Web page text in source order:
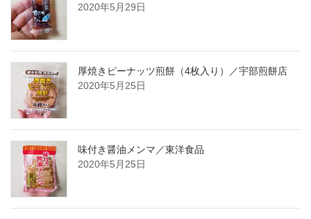
2020年5月29日
厚焼きピーナッツ煎餅（4枚入り）／宇部煎餅店
2020年5月25日
味付き醤油メンマ／東洋食品
2020年5月25日